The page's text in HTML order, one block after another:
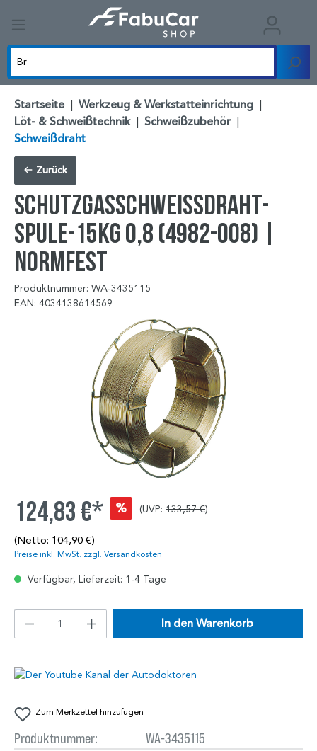
Startseite | Werkzeug & Werkstatteinrichtung |
Löt- & Schweißtechnik | Schweißzubehör |
Schweißdraht
Zurück
SCHUTZGASSCHWEISSDRAHT-
SPULE-15KG 0,8 (4982-008) |
NORMFEST
Produktnummer: WA-3435115
EAN: 4034138614569
124,83 €* % (UVP: 133,57 €)
(Netto: 104,90 €)
Preise inkl. MwSt. zzgl. Versandkosten
Verfügbar, Lieferzeit: 1-4 Tage
In den Warenkorb
Zum Merkzettel hinzufügen
Produktnummer:
WA-3435115